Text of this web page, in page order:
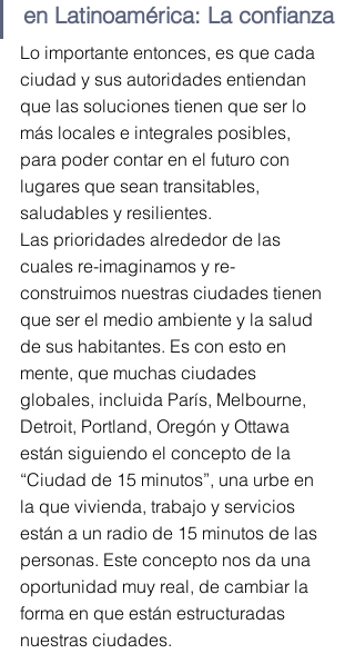
en Latinoamérica: La confianza
Lo importante entonces, es que cada
ciudad y sus autoridades entiendan
que las soluciones tienen que ser lo
más locales e integrales posibles,
para poder contar en el futuro con
lugares que sean transitables,
saludables y resilientes.
Las prioridades alrededor de las
cuales re-imaginamos y re-
construimos nuestras ciudades tienen
que ser el medio ambiente y la salud
de sus habitantes. Es con esto en
mente, que muchas ciudades
globales, incluida París, Melbourne,
Detroit, Portland, Oregón y Ottawa
están siguiendo el concepto de la
“Ciudad de 15 minutos”, una urbe en
la que vivienda, trabajo y servicios
están a un radio de 15 minutos de las
personas. Este concepto nos da una
oportunidad muy real, de cambiar la
forma en que están estructuradas
nuestras ciudades.